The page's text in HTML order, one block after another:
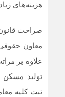
هزینه‌های
صراحت
معاون
تولید مسکن
ثبت کلیه